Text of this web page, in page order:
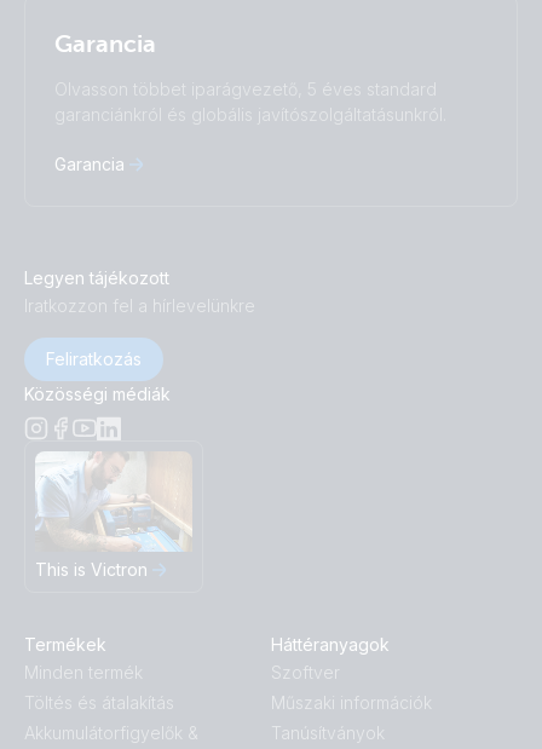
Garancia
Olvasson többet iparágvezető, 5 éves standard
garanciánkról és globális javítószolgáltatásunkról.
Garancia
Legyen tájékozott
Iratkozzon fel a hírlevelünkre
Feliratkozás
Közösségi médiák
This is Victron
Termékek
Minden termék
Töltés és átalakítás
Akkumulátorfigyelők &
Háttéranyagok
Szoftver
Műszaki információk
Tanúsítványok